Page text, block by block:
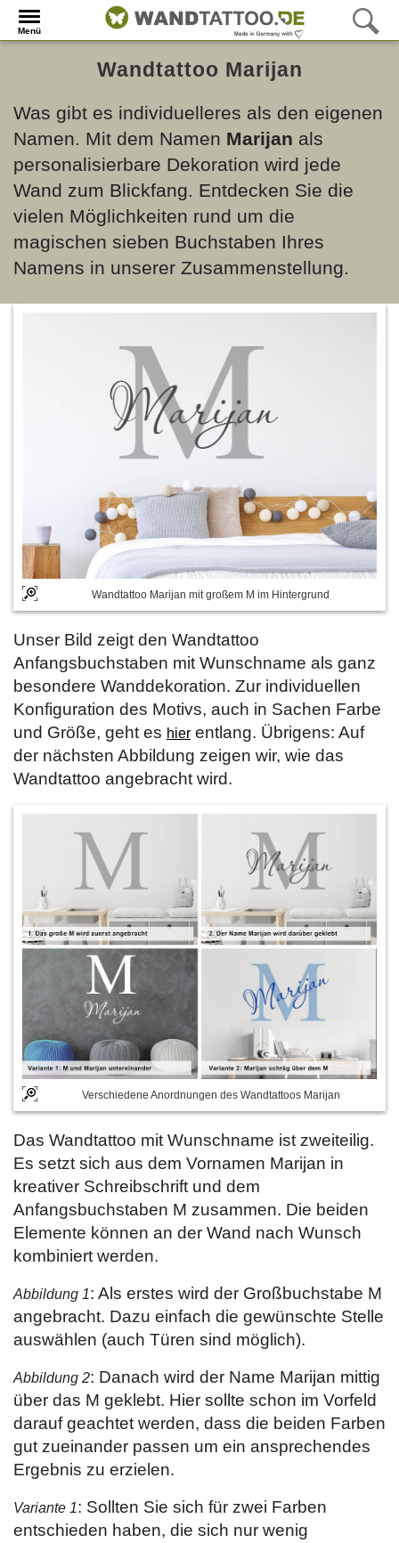
Menü
Wandtattoo Marijan
Was gibt es individuelleres als den eigenen
Namen. Mit dem Namen Marijan als
personalisierbare Dekoration wird jede
Wand zum Blickfang. Entdecken Sie die
vielen Möglichkeiten rund um die
magischen sieben Buchstaben Ihres
Namens in unserer Zusammenstellung.
Wandtattoo Marijan mit großem M im Hintergrund
Unser Bild zeigt den Wandtattoo
Anfangsbuchstaben mit Wunschname als ganz
besondere Wanddekoration. Zur individuellen
Konfiguration des Motivs, auch in Sachen Farbe
und Größe, geht es hier entlang. Übrigens: Auf
der nächsten Abbildung zeigen wir, wie das
Wandtattoo angebracht wird.
Verschiedene Anordnungen des Wandtattoos Marijan
Das Wandtattoo mit Wunschname ist zweiteilig.
Es setzt sich aus dem Vornamen Marijan in
kreativer Schreibschrift und dem
Anfangsbuchstaben M zusammen. Die beiden
Elemente können an der Wand nach Wunsch
kombiniert werden.
Abbildung 1: Als erstes wird der Großbuchstabe M
angebracht. Dazu einfach die gewünschte Stelle
auswählen (auch Türen sind möglich).
Abbildung 2: Danach wird der Name Marijan mittig
über das M geklebt. Hier sollte schon im Vorfeld
darauf geachtet werden, dass die beiden Farben
gut zueinander passen um ein ansprechendes
Ergebnis zu erzielen.
Variante 1: Sollten Sie sich für zwei Farben
entschieden haben, die sich nur wenig